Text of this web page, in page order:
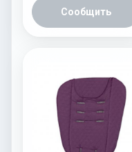
Сообщить